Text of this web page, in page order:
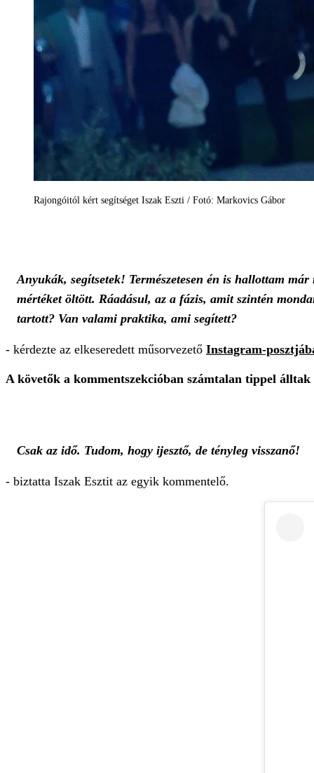
Rajongóitól kért segítséget Iszak Eszti / Fotó: Markovics Gábor
Anyukák, segítsetek! Természetesen én is hallottam
mértéket öltött. Ráadásul, az a fázis, amit szintén
tartott? Van valami praktika, ami segített?
- kérdezte az elkeseredett műsorvezető Instagram-
A követők a kommentszekcióban számtalan tippel
Csak az idő. Tudom, hogy ijesztő, de tényleg visszanő!
- biztatta Iszak Esztit az egyik kommentelő.